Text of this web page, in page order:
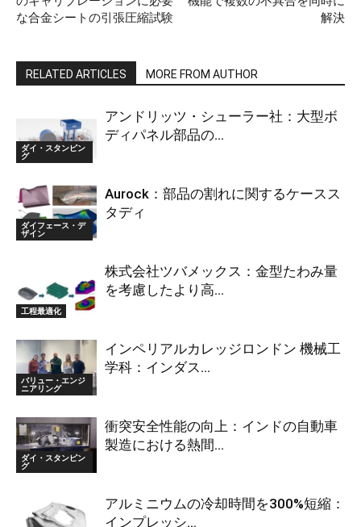
な合金シートの引張圧縮試験
解決
RELATED ARTICLES MORE FROM AUTHOR
ダイ・スタンピン
グ
アンドリッツ・シューラー社：大型ボ
ディパネル部品の...
ダイフェース・デ
ザイン
Aurock：部品の割れに関するケースス
タディ
工程最適化
株式会社ツバメックス：金型たわみ量
を考慮したより高...
バリュー・エンジ
ニアリング
インペリアルカレッジロンドン 機械工
学科：インダス...
ダイ・スタンピン
グ
衝突安全性能の向上：インドの自動車
製造における熱間...
アルミニウムの冷却時間を300%短縮：
インプレッシ...